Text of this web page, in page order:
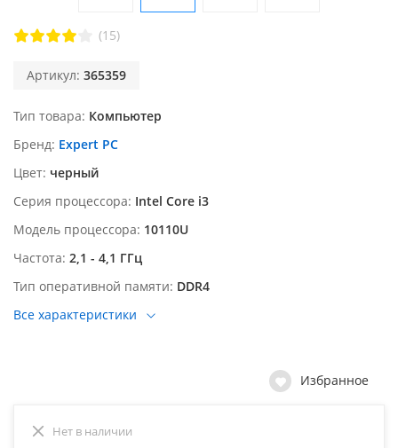
(15)
Артикул: 365359
Тип товара Компьютер
Бренд Expert PC
Цвет черный
Серия процессора Intel Core i3
Модель процессора 10110U
Частота 2,1 - 4,1 ГГц
Тип оперативной памяти DDR4
Все характеристики
Избранное
Нет в наличии